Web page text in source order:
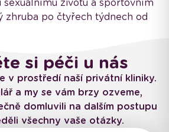
sexuálnímu životu a sportovním
zhruba po čtyřech týdnech od
si péči u nás
v prostředí naší privátní kliniky.
a my se vám brzy ozveme,
domluvili na dalším postupu
všechny vaše otázky.